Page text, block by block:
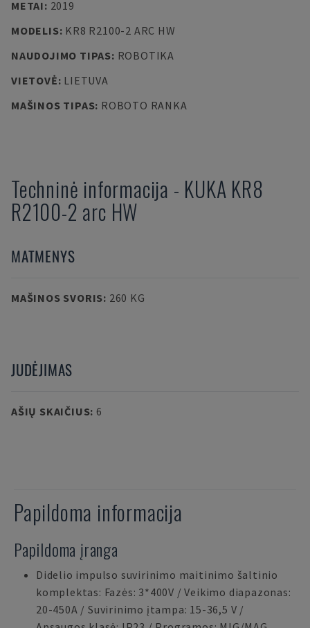
METAI: 2019
MODELIS: KR8 R2100-2 ARC HW
NAUDOJIMO TIPAS: ROBOTIKA
VIETOVĖ: LIETUVA
MAŠINOS TIPAS: ROBOTO RANKA
Techninė informacija - KUKA KR8
R2100-2 arc HW
MATMENYS
MAŠINOS SVORIS: 260 KG
JUDĖJIMAS
AŠIŲ SKAIČIUS: 6
Papildoma informacija
Papildoma įranga
Didelio impulso suvirinimo maitinimo šaltinio
komplektas: Fazės: 3*400V / Veikimo diapazonas:
20-450A / Suvirinimo įtampa: 15-36,5 V /